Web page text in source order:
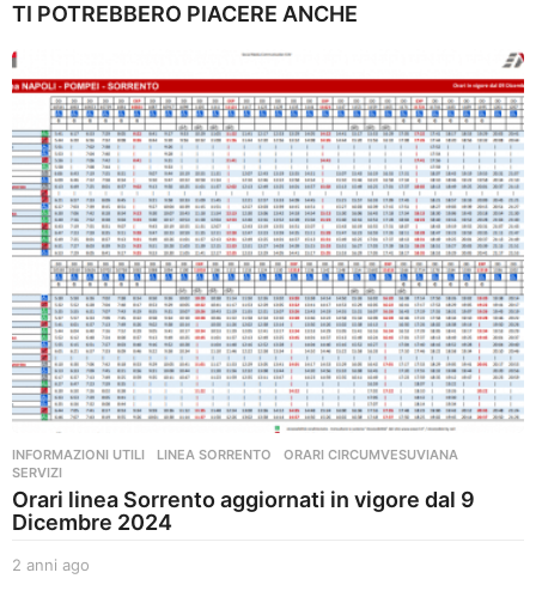
TI POTREBBERO PIACERE ANCHE
INFORMAZIONI UTILI ,LINEA SORRENTO ,ORARI CIRCUMVESUVIANA
SERVIZI
Orari linea Sorrento aggiornati in vigore dal 9
Dicembre 2024
2 anni ago